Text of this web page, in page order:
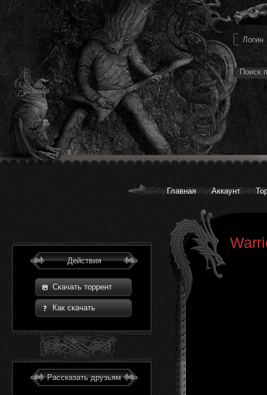
Главная Аккаунт
Действия
Скачать торрент
Как скачать
Рассказать друзьям